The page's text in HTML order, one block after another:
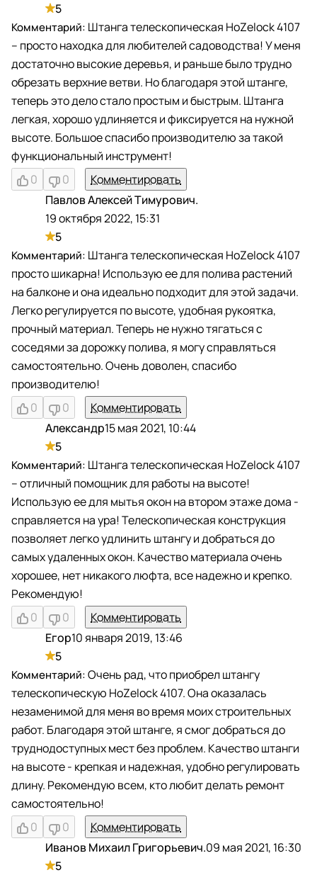
5
Штанга телескопическая HoZelock 4107
– просто находка для любителей садоводства! У меня
достаточно высокие деревья, и раньше было трудно
обрезать верхние ветви. Но благодаря этой штанге,
теперь это дело стало простым и быстрым. Штанга
легкая, хорошо удлиняется и фиксируется на нужной
высоте. Большое спасибо производителю за такой
функциональный инструмент!
0
0 Комментировать
Павлов Алексей Тимурович.
19 октября 2022, 15:31
5
Штанга телескопическая HoZelock 4107
просто шикарна! Использую ее для полива растений
на балконе и она идеально подходит для этой задачи.
Легко регулируется по высоте, удобная рукоятка,
прочный материал. Теперь не нужно тягаться с
соседями за дорожку полива, я могу справляться
самостоятельно. Очень доволен, спасибо
производителю!
0
0
Комментировать
Александр15 мая 2021, 10:44
5
Штанга телескопическая HoZelock 4107
– отличный помощник для работы на высоте!
Использую ее для мытья окон на втором этаже дома -
справляется на ура! Телескопическая конструкция
позволяет легко удлинить штангу и добраться до
самых удаленных окон. Качество материала очень
хорошее, нет никакого люфта, все надежно и крепко.
Рекомендую!
0
0
Комментировать
Егор10 января 2019, 13:46
5
Очень рад, что приобрел штангу
телескопическую HoZelock 4107. Она оказалась
незаменимой для меня во время моих строительных
работ. Благодаря этой штанге, я смог добраться до
труднодоступных мест без проблем. Качество штанги
на высоте - крепкая и надежная, удобно регулировать
длину. Рекомендую всем, кто любит делать ремонт
самостоятельно!
0
0
Комментировать
Иванов Михаил Григорьевич.09 мая 2021, 16:30
5